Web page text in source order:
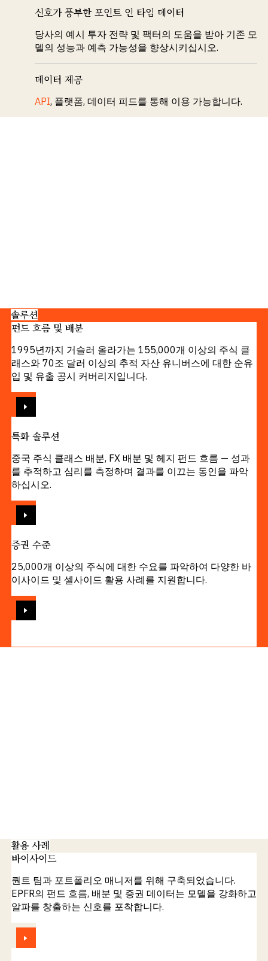
신호가 풍부한 포인트 인 타임 데이터
당사의 예시 투자 전략 및 팩터의 도움을 받아 기존 모
델의 성능과 예측 가능성을 향상시키십시오.
데이터 제공
API, 플랫폼, 데이터 피드를 통해 이용 가능합니다.
솔루션
펀드 흐름 및 배분
1995년까지 거슬러 올라가는 155,000개 이상의 주식 클
래스와 70조 달러 이상의 추적 자산 유니버스에 대한 순유
입 및 유출 공시 커버리지입니다.
특화 솔루션
중국 주식 클래스 배분, FX 배분 및 헤지 펀드 흐름 — 성과
를 추적하고 심리를 측정하며 결과를 이끄는 동인을 파악
하십시오.
증권 수준
25,000개 이상의 주식에 대한 수요를 파악하여 다양한 바
이사이드 및 셀사이드 활용 사례를 지원합니다.
활용 사례
바이사이드
퀀트 팀과 포트폴리오 매니저를 위해 구축되었습니다.
EPFR의 펀드 흐름, 배분 및 증권 데이터는 모델을 강화하고
알파를 창출하는 신호를 포착합니다.